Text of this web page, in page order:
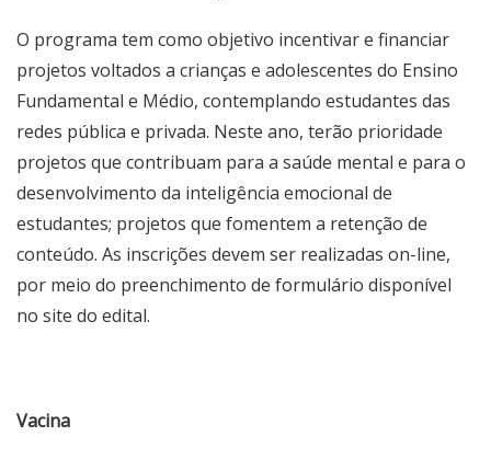
O programa tem como objetivo incentivar e financiar
projetos voltados a crianças e adolescentes do Ensino
Fundamental e Médio, contemplando estudantes das
redes pública e privada. Neste ano, terão prioridade
projetos que contribuam para a saúde mental e para o
desenvolvimento da inteligência emocional de
estudantes; projetos que fomentem a retenção de
conteúdo. As inscrições devem ser realizadas on-line,
por meio do preenchimento de formulário disponível
no site do edital.
Vacina